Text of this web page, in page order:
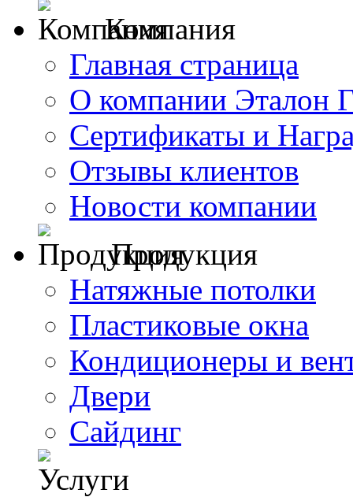
Компания
Главная страница
О компании Эталон
Сертификаты и
Отзывы клиентов
Новости компании
Продукция
Натяжные потолки
Пластиковые окна
Кондиционеры и
Двери
Сайдинг